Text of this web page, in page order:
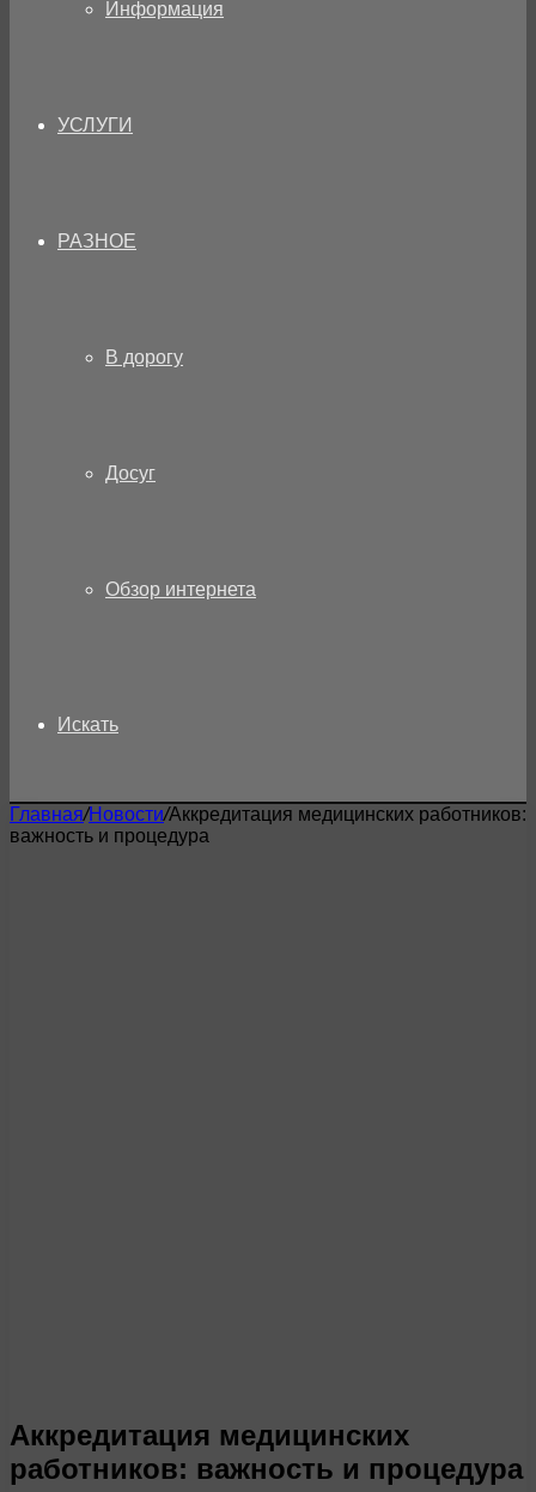
Информация
УСЛУГИ
РАЗНОЕ
В дорогу
Досуг
Обзор интернета
Искать
Главная/Новости/Аккредитация медицинских работников:
важность и процедура
Аккредитация медицинских
работников: важность и процедура